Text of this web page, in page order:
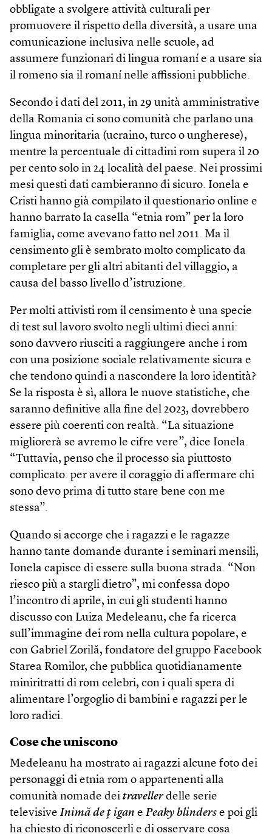
obbligate a svolgere attività culturali per
promuovere il rispetto della diversità, a usare una
comunicazione inclusiva nelle scuole, ad
assumere funzionari di lingua romaní e a usare sia
il romeno sia il romaní nelle affissioni pubbliche.
Secondo i dati del 2011, in 29 unità amministrative
della Romania ci sono comunità che parlano una
lingua minoritaria (ucraino, turco o ungherese),
mentre la percentuale di cittadini rom supera il 20
per cento solo in 24 località del paese. Nei prossimi
mesi questi dati cambieranno di sicuro. Ionela e
Cristi hanno già compilato il questionario online e
hanno barrato la casella “etnia rom” per la loro
famiglia, come avevano fatto nel 2011. Ma il
censimento gli è sembrato molto complicato da
completare per gli altri abitanti del villaggio, a
causa del basso livello d’istruzione.
Per molti attivisti rom il censimento è una specie
di test sul lavoro svolto negli ultimi dieci anni:
sono davvero riusciti a raggiungere anche i rom
con una posizione sociale relativamente sicura e
che tendono quindi a nascondere la loro identità?
Se la risposta è sì, allora le nuove statistiche, che
saranno definitive alla fine del 2023, dovrebbero
essere più coerenti con realtà. “La situazione
migliorerà se avremo le cifre vere”, dice Ionela.
“Tuttavia, penso che il processo sia piuttosto
complicato: per avere il coraggio di affermare chi
sono devo prima di tutto stare bene con me
stessa”.
Quando si accorge che i ragazzi e le ragazze
hanno tante domande durante i seminari mensili,
Ionela capisce di essere sulla buona strada. “Non
riesco più a stargli dietro”, mi confessa dopo
l’incontro di aprile, in cui gli studenti hanno
discusso con Luiza Medeleanu, che fa ricerca
sull’immagine dei rom nella cultura popolare, e
con Gabriel Zorilă, fondatore del gruppo Facebook
Starea Romilor, che pubblica quotidianamente
miniritratti di rom celebri, con i quali spera di
alimentare l’orgoglio di bambini e ragazzi per le
loro radici.
Cose che uniscono
Medeleanu ha mostrato ai ragazzi alcune foto dei
personaggi di etnia rom o appartenenti alla
comunità nomade dei travellerdelle serie
televisive Inimă de ţ igan e Peaky blinders e poi gli
ha chiesto di riconoscerli e di osservare cosa